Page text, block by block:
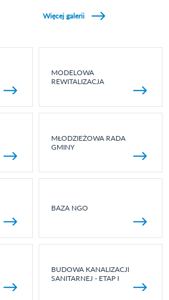
Więcej galerii
MODELOWA
REWITALIZACJA
MŁODZIEŻOWA RADA
GMINY
BAZA NGO
BUDOWA KANALIZACJI
SANITARNEJ - ETAP I